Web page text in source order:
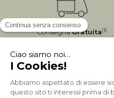
ConsegnaGratuita(1)